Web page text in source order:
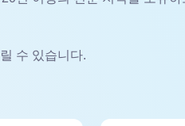
수 있습니다.